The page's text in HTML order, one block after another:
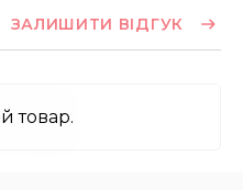
ЗАЛИШИТИ ВІДГУК
товар.